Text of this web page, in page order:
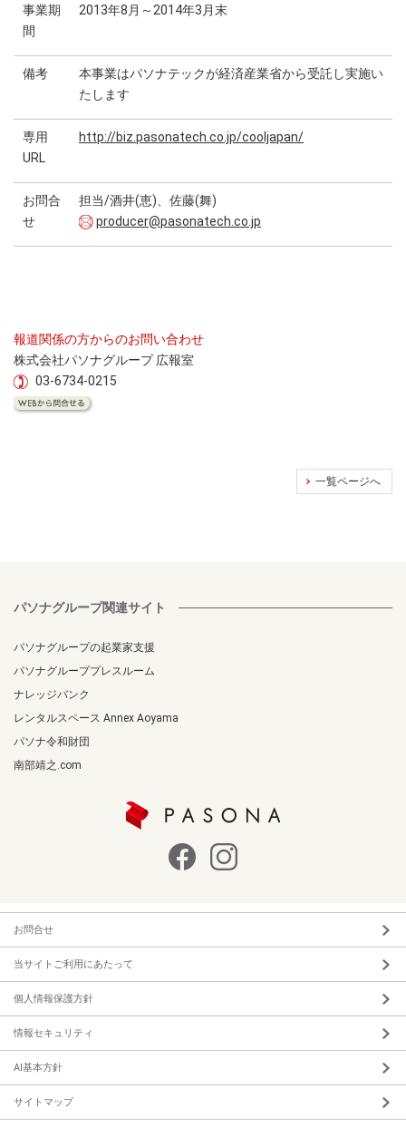
事業期
間
2013年8月～2014年3月末
備考
本事業はパソナテックが経済産業省から受託し実施い
たします
専用
URL
http://biz.pasonatech.co.jp/cooljapan/
お問合
せ
担当/酒井(恵)、佐藤(舞)
producer@pasonatech.co.jp
報道関係の方からのお問い合わせ
株式会社パソナグループ 広報室
03-6734-0215
一覧ページへ
パソナグループ関連サイト
パソナグループの起業家支援
パソナグループプレスルーム
ナレッジバンク
レンタルスペース Annex Aoyama
パソナ令和財団
南部靖之.com
お問合せ
当サイトご利用にあたって
個人情報保護方針
情報セキュリティ
AI基本方針
サイトマップ